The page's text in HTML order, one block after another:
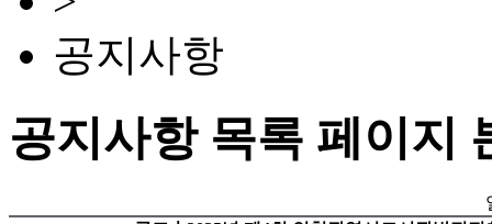
공지사항
공지사항 목록 페이지